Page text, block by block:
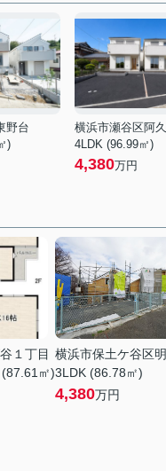
野台
)
4LDK (96.99㎡)
4,380万円
１丁目
㎡)
横浜市保土ケ谷区
3LDK (86.78㎡)
4,380万円